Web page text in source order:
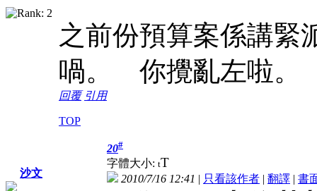
之前份預算案係講緊
喎。 你攪亂左啦。
回覆 引用
TOP
沙文
20#
字體大小: tT
2010/7/16 12:41 | 只看該作者 | 翻譯 | 書